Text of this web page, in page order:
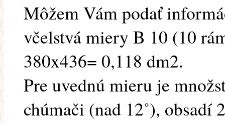
Môžem Vám podať
včelstvá miery B 10 (10
380x436= 0,118 dm2.
Pre uvednú mieru je
chúmači (nad 12˚),